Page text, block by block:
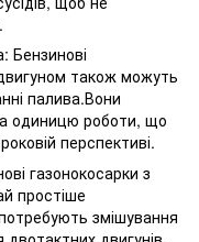
Бензинові
також можуть
палива.Вони
одиницю роботи, що
перспективі.
газонокосарки з
простіше
змішування